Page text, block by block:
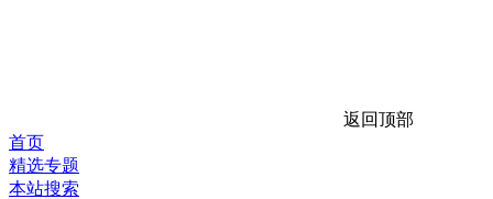
返回顶部
首页
精选专题
本站搜索